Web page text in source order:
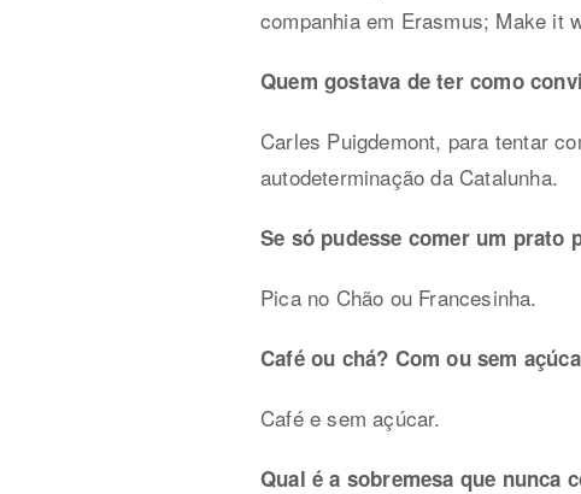
companhia em Erasmus; Make it
Quem gostava de ter como
Carles Puigdemont, para tentar
autodeterminação da Catalunha.
Se só pudesse comer um prato
Pica no Chão ou Francesinha.
Café ou chá? Com ou sem
Café e sem açúcar.
Qual é a sobremesa que nunca